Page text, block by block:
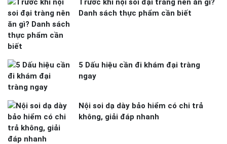
Danh sách thực phẩm cần biết
5 Dấu hiệu cần đi khám đại tràng
ngay
Nội soi dạ dày bảo hiểm có chi trả
không, giải đáp nhanh